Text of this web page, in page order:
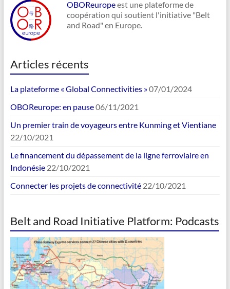
OBOReuropeest une plateforme de
coopération qui soutient l'initiative "Belt
and Road" en Europe.
Articles récents
La plateforme « Global Connectivities »07/01/2024
OBOReurope: en pause06/11/2021
Un premier train de voyageurs entre Kunming et Vientiane
22/10/2021
Le financement du dépassement de la ligne ferroviaire en
Indonésie 22/10/2021
Connecter les projets de connectivité 22/10/2021
Belt and Road Initiative Platform: Podcasts